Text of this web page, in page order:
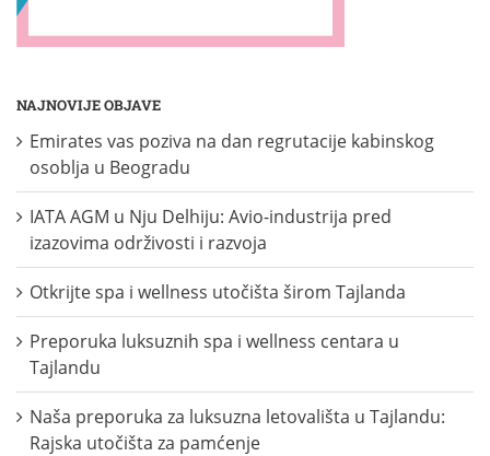
NAJNOVIJE OBJAVE
Emirates vas poziva na dan regrutacije kabinskog
osoblja u Beogradu
IATA AGM u Nju Delhiju: Avio-industrija pred
izazovima održivosti i razvoja
Otkrijte spa i wellness utočišta širom Tajlanda
Preporuka luksuznih spa i wellness centara u
Tajlandu
Naša preporuka za luksuzna letovališta u Tajlandu:
Rajska utočišta za pamćenje